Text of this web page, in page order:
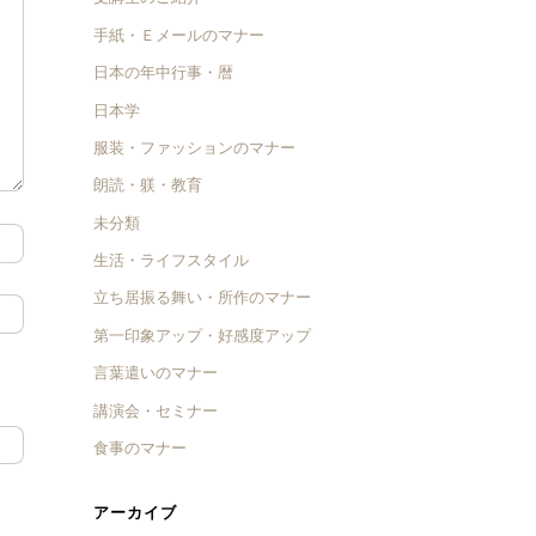
手紙・Ｅメールのマナー
日本の年中行事・暦
日本学
服装・ファッションのマナー
朗読・躾・教育
未分類
生活・ライフスタイル
立ち居振る舞い・所作のマナー
第一印象アップ・好感度アップ
言葉遣いのマナー
講演会・セミナー
食事のマナー
アーカイブ